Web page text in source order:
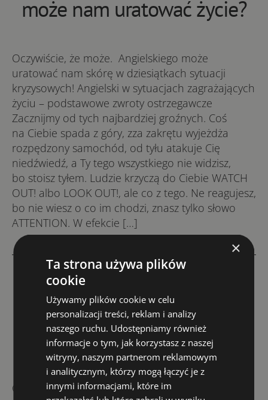
może nam uratować życie?
Oczywiście, że może. Angielskiego może
uratować nam skórę w dziesiątkach sytuacji
kryzysowych! Angielski w sytuacjach zagrażających
życiu – podstawowe zwroty ostrzegawcze
Zacznijmy od tych najbardziej groźnych. Coś
na Ciebie spada z góry, zza zakrętu wyjeżdża
rozpędzony samochód, od tyłu atakuje Cię
niedźwiedź, a Ty tego wszystkiego nie widzisz,
bo stoisz tyłem. Ludzie krzyczą do Ciebie WATCH
OUT! albo LOOK OUT!, ale co z tego. Ne reagujesz,
bo nie wiesz o co im chodzi, znasz tylko słowo
ATTENTION. W efekcie […]
Kursy języka angielskiego
z dofinansowaniem
Czy wiesz, że jeśli chcesz skorzystać
×
Ta strona używa plików
cookie
Używamy plików cookie w celu
personalizacji treści, reklam i analizy
naszego ruchu. Udostępniamy również
informacje o tym, jak korzystasz z naszej
witryny, naszym partnerom reklamowym
i analitycznym, którzy mogą łączyć je z
innymi informacjami, które im